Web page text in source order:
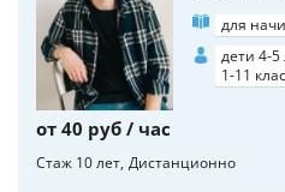
для
дети 4-5
1-11
от 40 руб / час
Стаж 10 лет Дистанционно